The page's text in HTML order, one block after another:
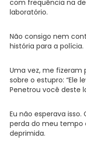
com frequência na
laboratório.
Não consigo nem
história para a polícia.
Uma vez, me
sobre o estupro: “Ele
Penetrou você deste
Eu não esperava
perda do meu tempo
deprimida.